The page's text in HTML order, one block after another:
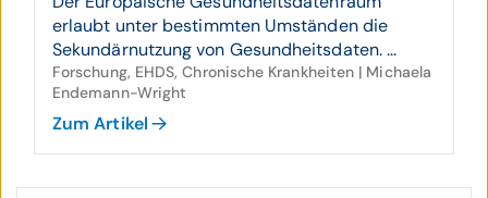
erlaubt unter bestimmten Umständen die
Sekundärnutzung von Gesundheitsdaten. ...
Forschung, EHDS, Chronische Krankheiten | Michaela
Endemann-Wright
Zum Artikel